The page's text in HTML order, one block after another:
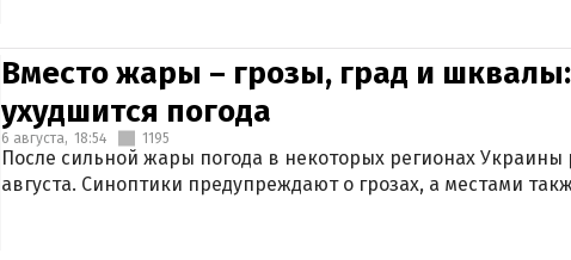
Вместо жары – грозы, град и шквалы:
ухудшится погода
6 августа, 18:54 1195
После сильной жары погода в некоторых регионах Украины
августа. Синоптики предупреждают о грозах, а местами